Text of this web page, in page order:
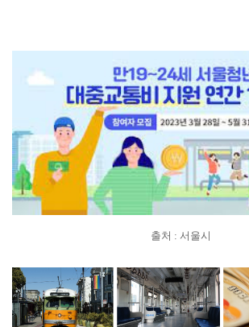
출처 : 서울시